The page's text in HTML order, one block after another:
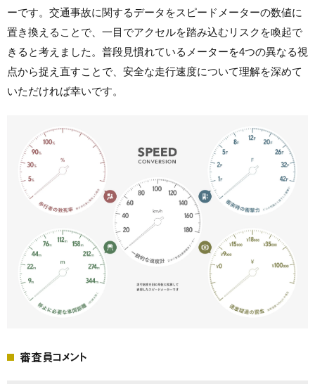
ーです。 交通事故に関するデータをスピードメーターの数値に
置き換えることで、一目でアクセルを踏み込むリスクを喚起で
きると考えました。普段見慣れているメーターを4つの異なる視
点から捉え直すことで、安全な走行速度について理解を深めて
いただければ幸いです。
審査員コメント